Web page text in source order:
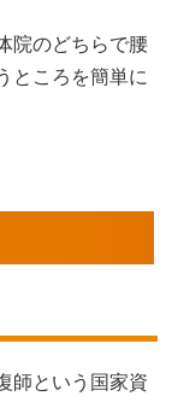
院のどちらで腰
ところを簡単に
師という国家資